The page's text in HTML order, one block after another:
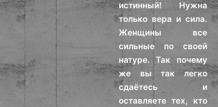
истинный! Нужна
только вера и сила.
Женщины все
сильные по своей
натуре. Так почему
же вы так легко
сдаётесь и
оставляете тех, кто